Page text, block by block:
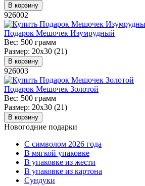
В корзину
926002
Подарок Мешочек Изумрудный
Вес: 500 грамм
Размер: 20х30 (21)
В корзину
926003
Подарок Мешочек Золотой
Вес: 500 грамм
Размер: 20х30 (21)
В корзину
Новогодние подарки
C символом 2026 года
В мягкой упаковке
В упаковке из жести
В упаковке из картона
Сундуки